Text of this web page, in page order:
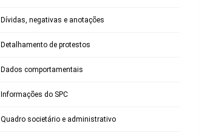
Dívidas, negativas e anotações
Detalhamento de protestos
Dados comportamentais
Informações do SPC
Quadro societário e administrativo